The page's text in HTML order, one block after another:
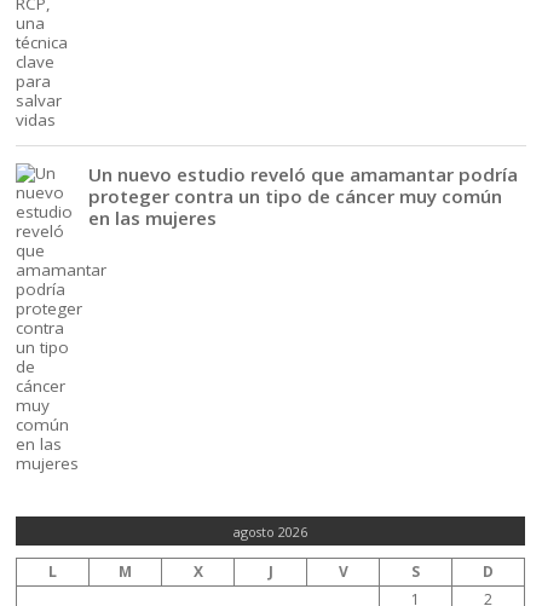
Un nuevo estudio reveló que amamantar podría
proteger contra un tipo de cáncer muy común
en las mujeres
agosto 2026
L M X J V S
D
1
2